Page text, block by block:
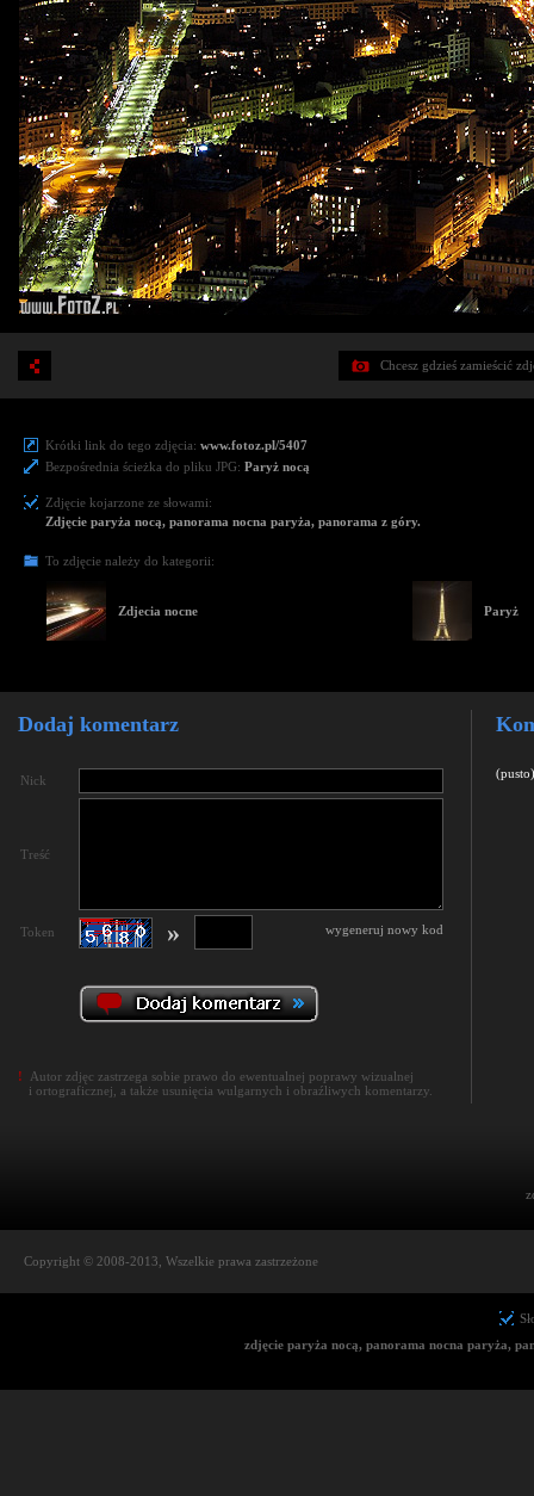
Chcesz gdzieś zamieścić
Krótki link do tego zdjęcia: www.fotoz.pl/5407
Bezpośrednia ścieżka do pliku JPG: Paryż nocą
Zdjęcie kojarzone ze słowami:
Zdjęcie paryża nocą, panorama nocna paryża, panorama z góry.
To zdjęcie należy do kategorii:
Zdjecia nocne Paryż
Dodaj komentarz
Nick
Treść
Token wygeneruj nowy kod
»
! Autor zdjęc zastrzega sobie prawo do ewentualnej poprawy wizualnej
i ortograficznej, a także usunięcia wulgarnych i obraźliwych komentarzy.
(pusto)
Copyright © 2008-2013, Wszelkie prawa zastrzeżone
zdjęcie paryża nocą, panorama nocna paryża,